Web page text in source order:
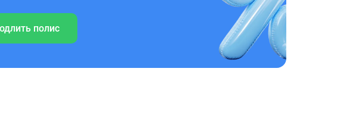
полис